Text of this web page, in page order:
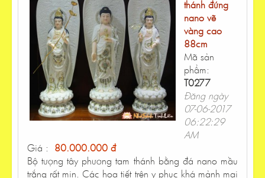
thánh đứng
nano vẽ
vàng cao
88cm
Mã sản
phẩm:
T0277
Đăng ngày
07-06-2017
06:22:29
AM
Giá :
80.000.000 đ
Bộ tượng tây phương tam thánh bằng đá nano mầu
trắng rất mịn. Các họa tiết trên y phục khá mảnh mai